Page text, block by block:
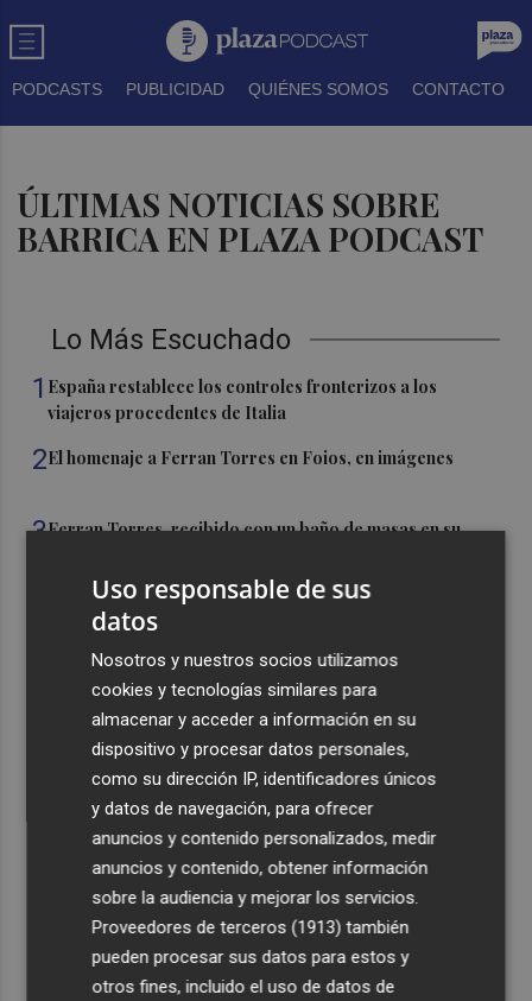
PODCASTS PUBLICIDAD QUIÉNES SOMOS CONTACTO
ÚLTIMAS NOTICIAS SOBRE
BARRICA EN PLAZA PODCAST
Lo Más Escuchado
1 España restablece los controles fronterizos a los
viajeros procedentes de Italia
2El homenaje a Ferran Torres en Foios, en imágenes
3Ferran Torres, recibido con un baño de masas en su
Foios se vuelca con Ferran Torres
Las '200 vidas' que llevaron a Paco Rabal de Águilas a la
cima del cine: un documental recupera la voz y la mirada
del actor
Recibe toda la actualidad de
Plaza Podcast en tu correo
Quiero suscribirme
Uso responsable de sus
datos
Nosotros y nuestros socios utilizamos
cookies y tecnologías similares para
almacenar y acceder a información en su
dispositivo y procesar datos personales,
como su dirección IP, identificadores únicos
y datos de navegación, para ofrecer
anuncios y contenido personalizados, medir
anuncios y contenido, obtener información
sobre la audiencia y mejorar los servicios.
Proveedores de terceros (1913) también
pueden procesar sus datos para estos y
otros fines, incluido el uso de datos de